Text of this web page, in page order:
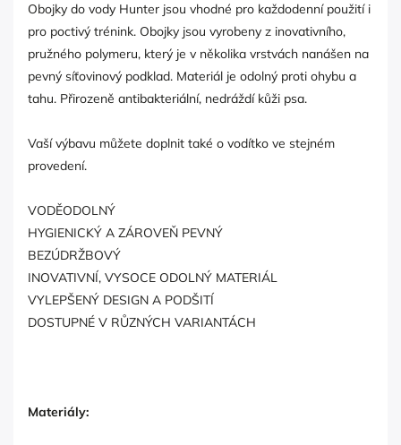
Obojky do vody Hunter jsou vhodné pro každodenní použití i
pro poctivý trénink. Obojky jsou vyrobeny z inovativního,
pružného polymeru, který je v několika vrstvách nanášen na
pevný síťovinový podklad. Materiál je odolný proti ohybu a
tahu. Přirozeně antibakteriální, nedráždí kůži psa.
Vaší výbavu můžete doplnit také o vodítko ve stejném
provedení.
VODĚODOLNÝ
HYGIENICKÝ A ZÁROVEŇ PEVNÝ
BEZÚDRŽBOVÝ
INOVATIVNÍ, VYSOCE ODOLNÝ MATERIÁL
VYLEPŠENÝ DESIGN A PODŠITÍ
DOSTUPNÉ V RŮZNÝCH VARIANTÁCH
Materiály: